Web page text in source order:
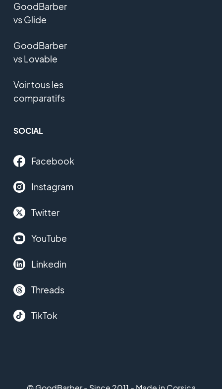
GoodBarber
vs Glide
GoodBarber
vs Lovable
Voir tous les
comparatifs
SOCIAL
Facebook
Instagram
Twitter
YouTube
Linkedin
Threads
TikTok